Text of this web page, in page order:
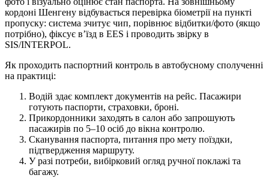
кордоні Шенгену відбувається перевірка біометрії на пункті
пропуску: система зчитує чип, порівнює відбитки/фото (якщо
потрібно), фіксує в’їзд в EES і проводить звірку в
SIS/INTERPOL.
Як проходить паспортний контроль в автобусному сполученні
на практиці:
Водій здає комплект документів на рейс. Пасажири
готують паспорти, страховки, броні.
Прикордонники заходять в салон або запрошують
пасажирів по 5–10 осіб до вікна контролю.
Сканування паспорта, питання про мету поїздки,
підтвердження маршруту.
У разі потреби, вибірковий огляд ручної поклажі та
багажу.